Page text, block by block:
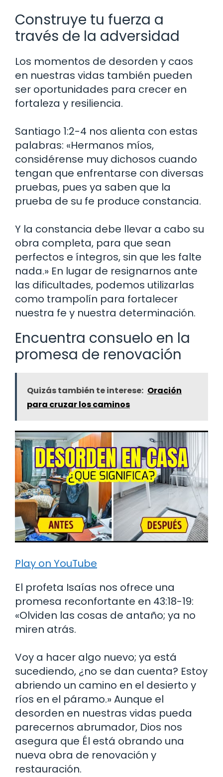
Construye tu fuerza a
través de la adversidad
Los momentos de desorden y caos
en nuestras vidas también pueden
ser oportunidades para crecer en
fortaleza y ​​resiliencia.
Santiago 1:2-4 nos alienta con estas
palabras: «Hermanos míos,
considérense muy dichosos cuando
tengan que enfrentarse con diversas
pruebas, pues ya saben que la
prueba de su fe produce constancia.
Y la constancia debe llevar a cabo su
obra completa, para que sean
perfectos e íntegros, sin que les falte
nada.» En lugar de resignarnos ante
las dificultades, podemos utilizarlas
como trampolín para fortalecer
nuestra fe y nuestra determinación.
Encuentra consuelo en la
promesa de renovación
Quizás también te interese: Oración
para cruzar los caminos
Play on YouTube
El profeta Isaías nos ofrece una
promesa reconfortante en 43:18-19:
«Olviden las cosas de antaño; ya no
miren atrás.
Voy a hacer algo nuevo; ya está
sucediendo, ¿no se dan cuenta? Estoy
abriendo un camino en el desierto y
ríos en el páramo.» Aunque el
desorden en nuestras vidas pueda
parecernos abrumador, Dios nos
asegura que Él está obrando una
nueva obra de renovación y
restauración.